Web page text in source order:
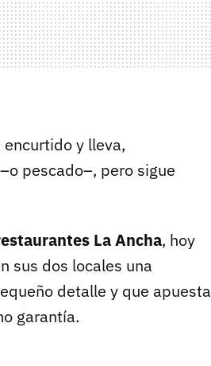
encurtido y lleva,
–o pescado–, pero sigue
La Ancha, hoy
sus dos locales una
detalle y que apuesta
garantía.